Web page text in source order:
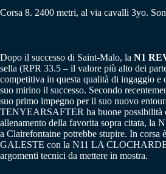
Corsa 8. 2400 metri, al via cavalli 3yo.
Dopo il successo di Saint-Malo, la N1
sella (RPR 33.5 – il valore più alto dei
competitiva in questa qualità di ingaggio e
suo mirino il successo. Secondo
suo primo impegno per il suo nuovo
TENYEARSAFTER ha buone possibilità
allenamento della favorita sopra citata, la
a Clairefontaine potrebbe stupire. In corsa
GALESTE con la N11 LA
argomenti tecnici da mettere in mostra.